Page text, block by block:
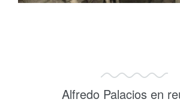
Alfredo Palacios en